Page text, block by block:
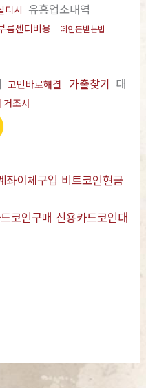
디시 유흥업소내역
름센터비용 떼인돈받는법
고민바로해결 가출찾기 대
거조사
이체구입 비트코인현금
코인구매 신용카드코인대